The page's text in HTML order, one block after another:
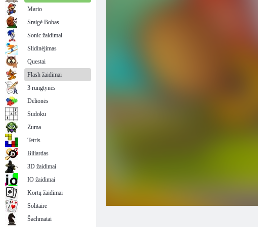
Mario
Sraigė Bobas
Sonic žaidimai
Slidinėjimas
Questai
Flash žaidimai
3 rungtynės
Dėlionės
Sudoku
Zuma
Tetris
Biliardas
3D žaidimai
IO žaidimai
Kortų žaidimai
Solitaire
Šachmatai